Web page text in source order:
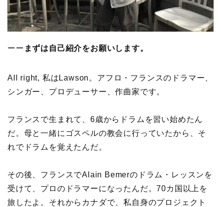
ーー まずは自己紹介をお願いします。
All right, 私はLawson。アフロ・フランスのドラマー、
シンガー、プロデューサー、作曲家です。
フランスで生まれて、6歳からドラムを習い始めたん
だ。母と一緒にゴスペルの教会に行っていたから、そ
れでドラムを覚えたんだ。
その後、フランスでAlain Bemerのドラム・レッスンを
受けて、プロのドラマーになったんだ。70カ国以上を
旅したよ。それからカナダで、私自身のプロジェクト